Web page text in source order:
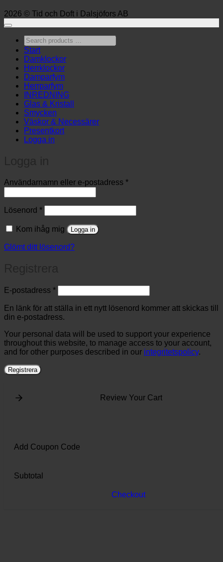
2026 © Tid och Doft i Dalsjöfors AB
Search
products
…
Start
Damklockor
Herrklockor
Damparfym
Herrparfym
INREDNING
Glas & Kristall
Smycken
Väskor & Necessärer
Presentkort
Logga in
Användarnamn eller e-postadress *Obligatoriskt
Lösenord *Obligatoriskt
Kom ihåg mig Logga in
Glömt ditt lösenord?
E-postadress *Obligatoriskt
En länk för att ställa in ett nytt lösenord kommer att skickas till
din e-postadress.
Your personal data will be used to support your experience
throughout this website, to manage access to your account,
and for other purposes described in our integritetspolicy.
Registrera
Review Your Cart
Add Coupon Code
Subtotal
Checkout